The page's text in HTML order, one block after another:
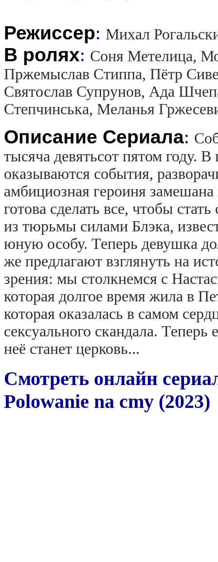
Режиссер: Михал
В ролях: Соня Метелица,
Пржемыслав Стиппа, Пётр
Святослав Супрунов, Ада
Степчинська, Меланья
Описание Сериала:
тысяча девятьсот пятом году.
оказываются события,
амбициозная героиня
готова сделать все, чтобы
из тюрьмы силами Блэка,
юную особу. Теперь девушка
же предлагают взглянуть на
зрения: мы столкнемся с
которая долгое время жила в
которая оказалась в самом
сексуального скандала.
неё станет церковь...
Смотреть онлайн
Polowanie na cmy (2023)